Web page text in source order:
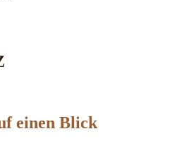
einen Blick